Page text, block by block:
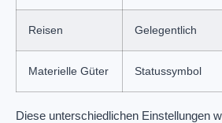
Reisen Gelegentlich
Materielle Güter Statussymbol
Diese unterschiedlichen Einstellungen